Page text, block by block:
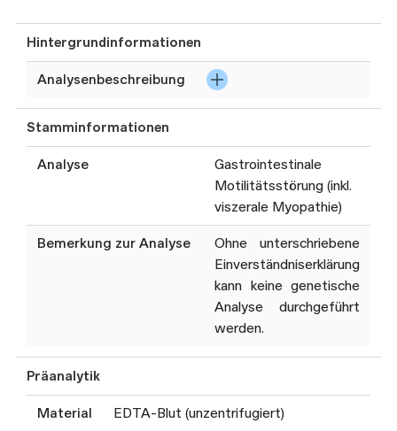
Hintergrundinformationen
Analysenbeschreibung
Hochdurchsatzsequenzierung
Deletions- und
Duplikationsanalysen (MLPA),
Zusammenstellung eines
Gen-Panels gemäss klinischer
Fragestellung. Die
ausgewerteten Gen-Panels
werden regelmässig an den
aktuellen Stand der
Wissenschaft angepasst.
Diese Analyse wird i.d.R. nur
Krankenversicherung oder
Stamminformationen
Analyse
Gastrointestinale
Motilitätsstörung (inkl.
viszerale Myopathie)
Bemerkung zur Analyse
Ohne unterschriebene
Einverständniserklärung
kann keine genetische
Analyse durchgeführt
werden.
Präanalytik
Material EDTA-Blut (unzentrifugiert)